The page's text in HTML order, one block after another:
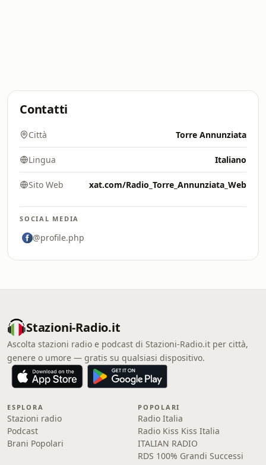
Contatti
Città Torre Annunziata
Lingua Italiano
Sito Web xat.com/Radio_Torre_Annunziata_Web
SOCIAL MEDIA
@profile.php
Stazioni-Radio.it
Ascolta stazioni radio e podcast di Stazioni-Radio.it per città,
genere o umore — gratis su qualsiasi dispositivo.
ESPLORA
Stazioni radio
Podcast
Brani Popolari
POPOLARI
Radio Italia
Radio Kiss Kiss Italia
ITALIAN RADIO
RDS 100% Grandi Successi